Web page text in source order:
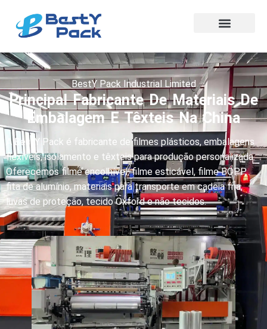
BestY Pack Industrial Limited
Principal Fabricante De Materiais De
Embalagem E Têxteis Na China
A BestY Pack é fabricante de filmes plásticos, embalagens
flexíveis, isolamento e têxteis para produção personalizada.
Oferecemos filme encolhível, filme esticável, filme BOPP,
fita de alumínio, materiais para transporte em cadeia fria,
luvas de proteção, tecido Oxford e não tecidos.